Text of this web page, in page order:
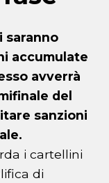
saranno
accumulate
avverrà
del
sanzioni
i cartellini
di